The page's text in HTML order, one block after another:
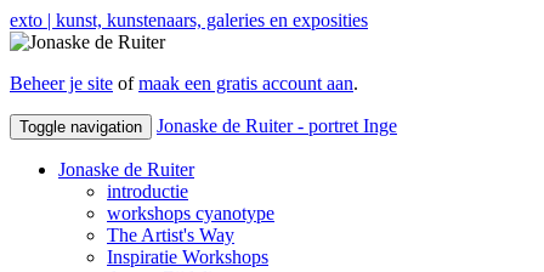
exto | kunst, kunstenaars, galeries en exposities
Beheer je site ofmaak een gratis account aan.
Toggle navigation Jonaske de Ruiter - portret Inge
Jonaske de Ruiter
introductie
workshops cyanotype
The Artist's Way
Inspiratie Workshops